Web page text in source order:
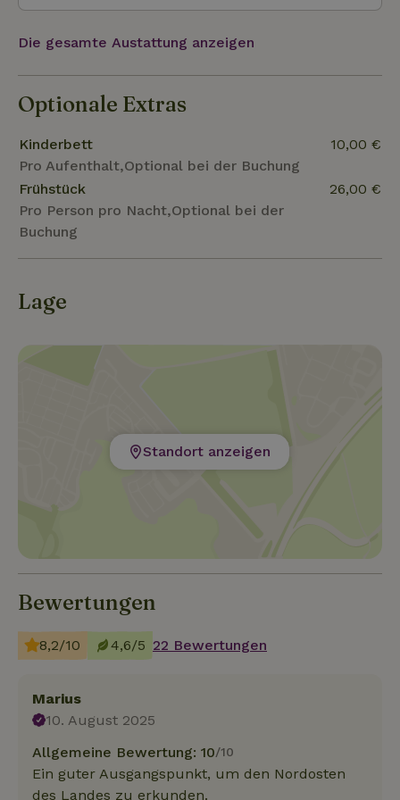
Die gesamte Austattung anzeigen
Optionale Extras
Kinderbett
Pro Aufenthalt,Optional bei der Buchung
10,00 €
Frühstück
Pro Person pro Nacht,Optional bei der
Buchung
26,00 €
Lage
Standort anzeigen
Bewertungen
8,2/10 4,6/5 22 Bewertungen
Marius
10. August 2025
Allgemeine Bewertung: 10/10
Ein guter Ausgangspunkt, um den Nordosten
des Landes zu erkunden.